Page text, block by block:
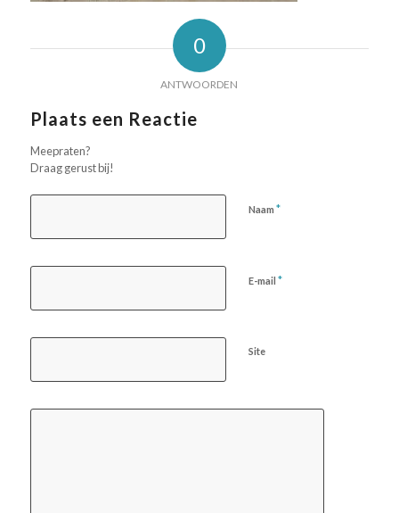
0
ANTWOORDEN
Plaats een Reactie
Meepraten?
Draag gerust bij!
Naam *
E-mail *
Site